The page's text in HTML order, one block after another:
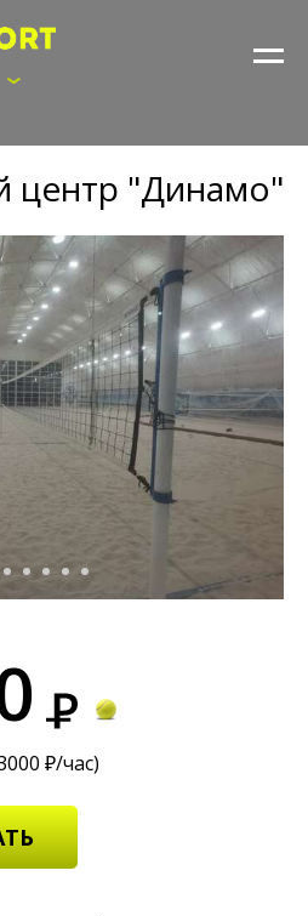
центр "Динамо"
₽/час)